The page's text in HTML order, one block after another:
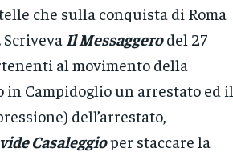
che sulla conquista di Roma
Il Messaggerodel 27
al movimento della
in Campidoglio un arrestato ed il
dell’arrestato,
Casaleggioper staccare la